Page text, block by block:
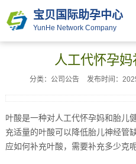
宝贝国际助孕中心
YunHe Network Company
人工代怀孕
分类：公司公告 发布时间：
叶酸是一种对人工代怀孕妈和胎儿
充适量的叶酸可以降低胎儿神经管
应如何补充叶酸，需要补充多少克呢